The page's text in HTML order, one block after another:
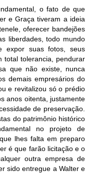
o fato de que
e Graça tiveram a ideia
oferecer bandejões
liberdades, todo mundo
expor suas fotos, seus
total tolerancia, pendurar
que não existe, nunca
demais empresários do
e revitalizou só o prédio
anos oitenta, justamente
de preservação.
do patrimônio histórico
no projeto de
lhes falta em preparo
é que farão licitação e o
outra empresa de
sido entregue a Walter e